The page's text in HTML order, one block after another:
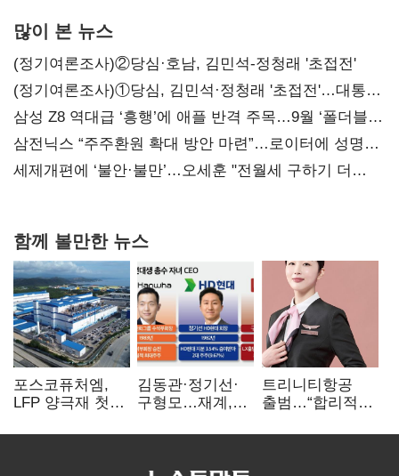
많이 본 뉴스
(정기여론조사)②당심·호남, 김민석-정청래 '초접전'
(정기여론조사)①당심, 김민석·정청래 '초접전'…대통령
지지도 '50% 아래로'(종합)
삼성 Z8 역대급 ‘흥행’에 애플 반격 주목…9월 ‘폴더블
대전’
삼전닉스 “주주환원 확대 방안 마련”…로이터에 성명
보내
세제개편에 ‘불안·불만’…오세훈 "전월세 구하기 더
함께 볼만한 뉴스
포스코퓨처엠,
LFP 양극재 첫
ESS 시장 공략
김동관·정기선·
구형모…재계,
전성시대
트리니티항공
출범…“합리적
서비스로 승부”